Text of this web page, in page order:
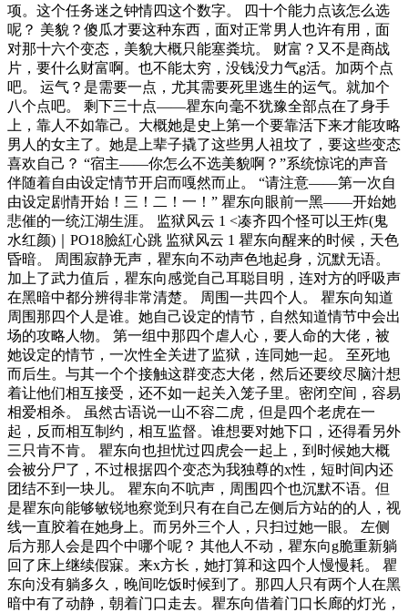
项。这个任务迷之钟情四这个数字。 四十个能力点该怎么选
呢？ 美貌？傻瓜才要这种东西，面对正常男人也许有用，面
对那十六个变态，美貌大概只能塞粪坑。 财富？又不是商战
片，要什么财富啊。也不能太穷，没钱没力气g活。加两个点
吧。 运气？是需要一点，尤其需要死里逃生的运气。就加个
八个点吧。 剩下三十点——瞿东向毫不犹豫全部点在了身手
上，靠人不如靠己。大概她是史上第一个要靠活下来才能攻略
男人的女主了。她是上辈子撬了这些男人祖坟了，要这些变态
喜欢自己？ “宿主——你怎么不选美貌啊？”系统惊诧的声音
伴随着自由设定情节开启而嘎然而止。 “请注意——第一次自
由设定剧情开始！三！二！一！” 瞿东向眼前一黑——开始她
悲催的一统江湖生涯。 监狱风云 1 <凑齐四个怪可以王炸(鬼
水红颜)｜PO18臉紅心跳 监狱风云 1 瞿东向醒来的时候，天色
昏暗。 周围寂静无声，瞿东向不动声色地起身，沉默无语。
加上了武力值后，瞿东向感觉自己耳聪目明，连对方的呼吸声
在黑暗中都分辨得非常清楚。 周围一共四个人。 瞿东向知道
周围那四个人是谁。她自己设定的情节，自然知道情节中会出
场的攻略人物。 第一组中那四个虐人心，要人命的大佬，被
她设定的情节，一次性全关进了监狱，连同她一起。 至死地
而后生。与其一个个接触这群变态大佬，然后还要绞尽脑汁想
着让他们相互接受，还不如一起关入笼子里。密闭空间，容易
相爱相杀。 虽然古语说一山不容二虎，但是四个老虎在一
起，反而相互制约，相互监督。谁想要对她下口，还得看另外
三只肯不肯。 瞿东向也担忧过四虎会一起上，到时候她大概
会被分尸了，不过根据四个变态为我独尊的x性，短时间内还
团结不到一块儿。 瞿东向不吭声，周围四个也沉默不语。但
是瞿东向能够敏锐地察觉到只有在自己左侧后方站的的人，视
线一直胶着在她身上。而另外三个人，只扫过她一眼。 左侧
后方那人会是四个中哪个呢？ 其他人不动，瞿东向g脆重新躺
回了床上继续假寐。来x方长，她打算和这四个人慢慢耗。 瞿
东向没有躺多久，晚间吃饭时候到了。那四人只有两个人在黑
暗中有了动静，朝着门口走去。瞿东向借着门口长廊的灯光，